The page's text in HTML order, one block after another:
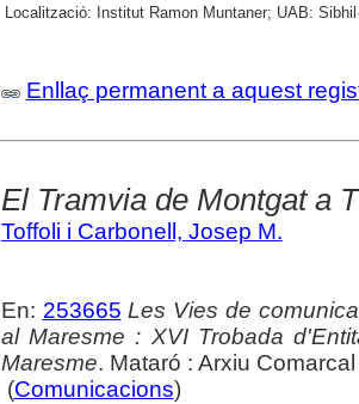
Localització: Institut Ramon Muntaner; UAB:
Enllaç permanent a aquest
El Tramvia de Montgat a
Toffoli i Carbonell, Josep M.
En: 253665 Les Vies de
al Maresme : XVI Trobada
Maresme. Mataró : Arxiu
(Comunicacions)